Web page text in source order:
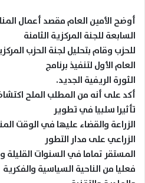
أوضح الأمين العام مقصد أعمال
السابعة للجنة المركزية الثامنة
للحزب وقام بتحليل لجنة الحزب
العام الأول لتنفيذ برنامج
الثورة الريفية الجديد.
أكد على أنه من المطلب الملح
تأثيرا سلبيا في تطوير
الزراعة والقضاء عليها في الوقت
الزراعي على مدار التطور
المستقر تماما في السنوات القليلة
فعليا من الناحية السياسية والفكرية